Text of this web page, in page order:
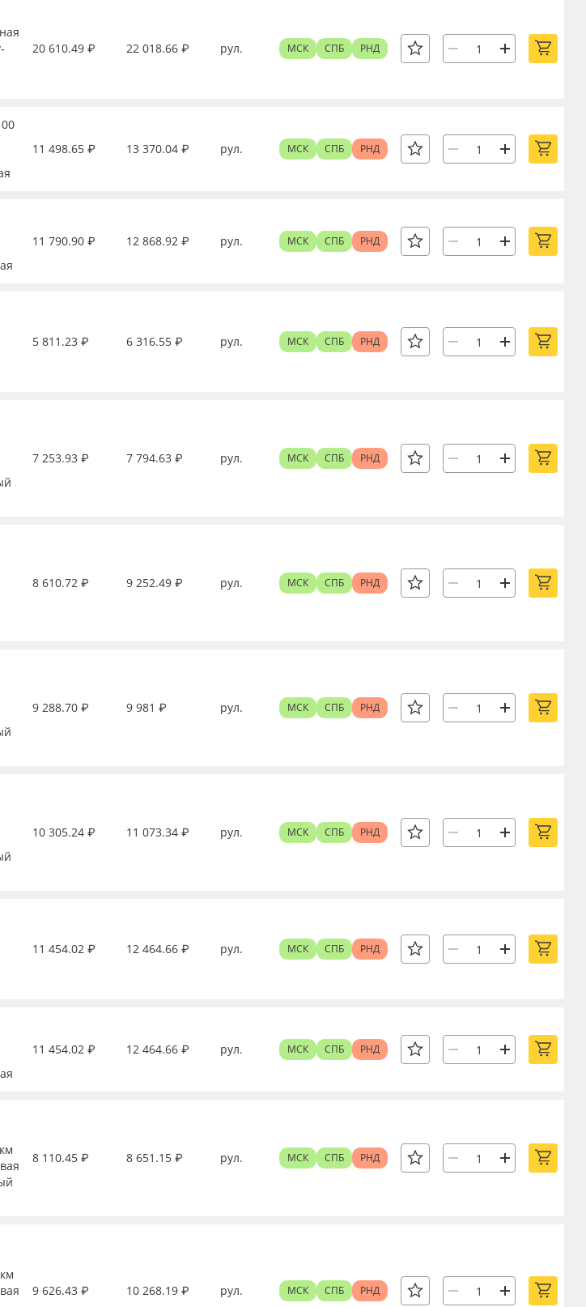
20 610.49 ₽ 22 018.66 ₽ рул. МСК СПБ РНД
11 498.65 ₽ 13 370.04 ₽ рул. МСК СПБ РНД
11 790.90 ₽ 12 868.92 ₽ рул. МСК СПБ РНД
5 811.23 ₽ 6 316.55 ₽ рул. МСК СПБ РНД
7 253.93 ₽ 7 794.63 ₽ рул. МСК СПБ РНД
8 610.72 ₽ 9 252.49 ₽ рул. МСК СПБ РНД
9 288.70 ₽ 9 981 ₽ рул. МСК СПБ РНД
10 305.24 ₽ 11 073.34 ₽ рул. МСК СПБ РНД
11 454.02 ₽ 12 464.66 ₽ рул. МСК СПБ РНД
11 454.02 ₽ 12 464.66 ₽ рул. МСК СПБ РНД
8 110.45 ₽ 8 651.15 ₽ рул. МСК СПБ РНД
9 626.43 ₽ 10 268.19 ₽ рул. МСК СПБ РНД